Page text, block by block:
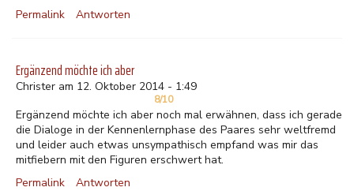
Permalink
Antworten
Ergänzend möchte ich aber
Christer am 12. Oktober 2014 - 1:49
8/10
Ergänzend möchte ich aber noch mal erwähnen, dass ich gerade
die Dialoge in der Kennenlernphase des Paares sehr weltfremd
und leider auch etwas unsympathisch empfand was mir das
mitfiebern mit den Figuren erschwert hat.
Permalink
Antworten